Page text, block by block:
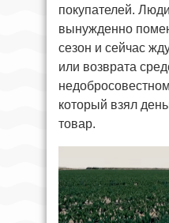
покупателей.
вынужденно
сезон и сейчас
или возврата
который взял
товар.